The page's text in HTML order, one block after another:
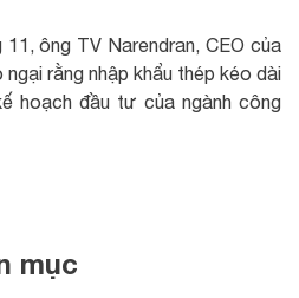
ông TV Narendran, CEO của
rằng nhập khẩu thép kéo dài
hoạch đầu tư của ngành công
mục